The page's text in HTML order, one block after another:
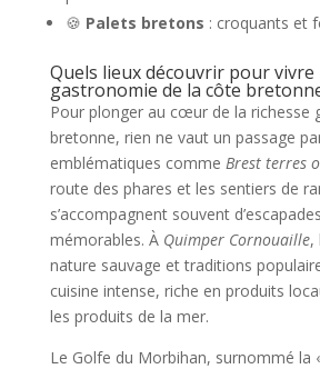
🍪 Palets bretons : croquants et
Quels lieux découvrir pour
gastronomie de la côte
Pour plonger au cœur de la richesse
bretonne, rien ne vaut un passage
emblématiques comme Brest terres
route des phares et les sentiers de
s’accompagnent souvent
mémorables. À Quimper Cornouaille,
nature sauvage et traditions
cuisine intense, riche en produits
les produits de la mer.
Le Golfe du Morbihan, surnommé la